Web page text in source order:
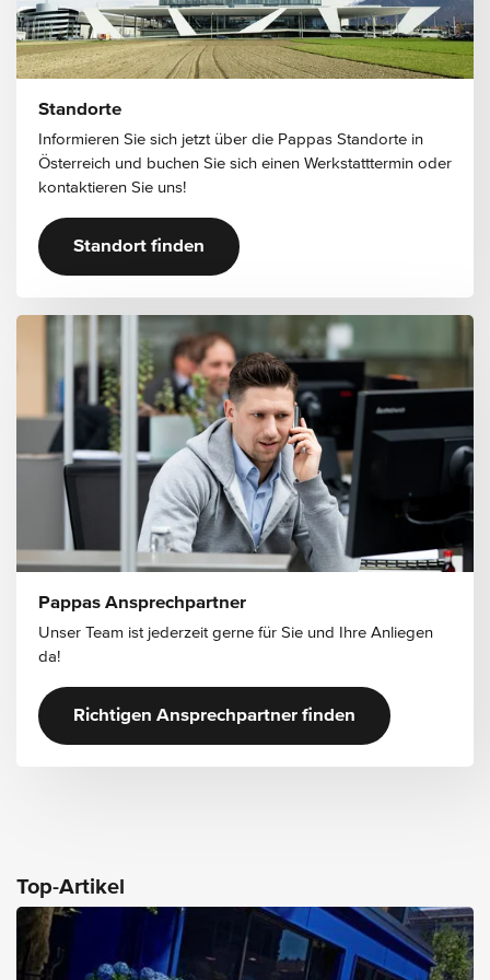
Standorte
Informieren Sie sich jetzt über die Pappas Standorte in
Österreich und buchen Sie sich einen Werkstatttermin oder
kontaktieren Sie uns!
Standort finden
Pappas Ansprechpartner
Unser Team ist jederzeit gerne für Sie und Ihre Anliegen
da!
Richtigen Ansprechpartner finden
Top-Artikel